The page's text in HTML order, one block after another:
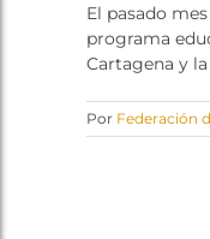
El pasado
programa
Cartagena y
Por Federación